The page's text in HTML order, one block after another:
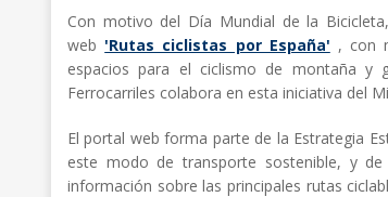
Con motivo del Día Mundial de la
web 'Rutas ciclistas por España' , con
espacios para el ciclismo de montaña y
Ferrocarriles colabora en esta iniciativa del
El portal web forma parte de la Estrategia
este modo de transporte sostenible, y de
información sobre las principales rutas